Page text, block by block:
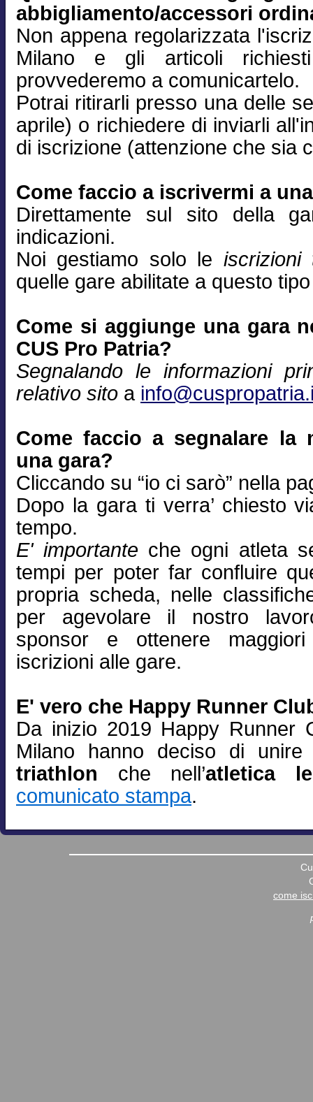
abbigliamento/accessori
Non appena regolarizzata
Milano e gli articoli richiesti
provvederemo a comunicartelo.
Potrai ritirarli presso una delle
aprile) o richiedere di inviarli
di iscrizione (attenzione che sia
Come faccio a iscrivermi a
Direttamente sul sito della
indicazioni.
Noi gestiamo solo le iscrizioni
quelle gare abilitate a questo
Come si aggiunge una gara
CUS Pro Patria?
Segnalando le informazioni
relativo sito a
Come faccio a segnalare la
una gara?
Cliccando su “io ci sarò” nella
Dopo la gara ti verra’ chiesto
tempo.
E' importante che ogni atleta
tempi per poter far confluire
propria scheda, nelle
per agevolare il nostro
sponsor e ottenere
iscrizioni alle gare.
E' vero che Happy Runner
Da inizio 2019 Happy Runner
Milano hanno deciso di
triathlon che nell’atletica
comunicato stampa.
come